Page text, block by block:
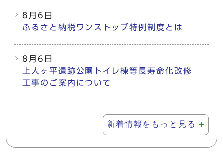
8月6日
ふるさと納税ワンストップ特例制度とは
8月6日
上人ヶ平遺跡公園トイレ棟等長寿命化改修
工事のご案内について
新着情報をもっと見る